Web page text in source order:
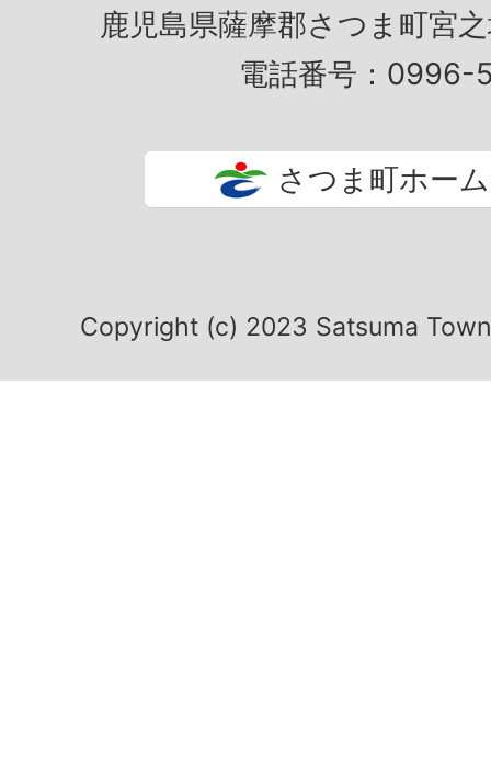
鹿児島県薩摩郡さつま町宮
電話番号：0996-
さつま町ホー
Copyright (c) 2023 Satsuma